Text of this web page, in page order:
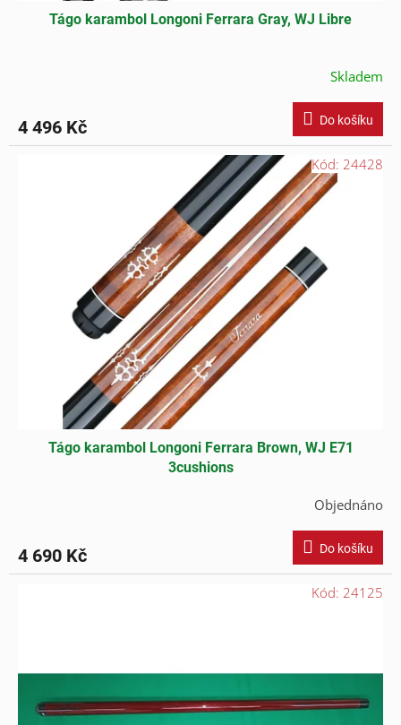
Tágo karambol Longoni Ferrara Gray, WJ Libre
Skladem
4 496 Kč Do košíku
Tágo karambol Longoni Ferrara Brown, WJ E71
3cushions
Objednáno
4 690 Kč Do košíku
Kód: 24428
Kód: 24125